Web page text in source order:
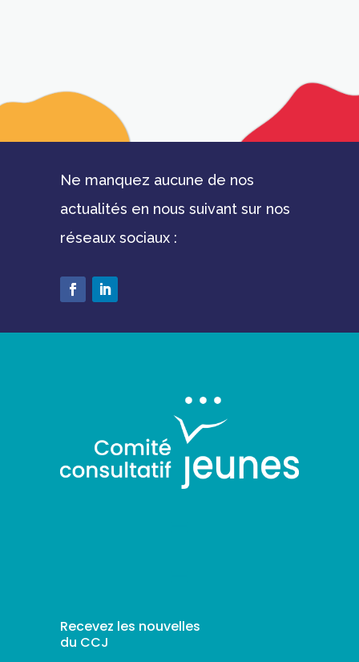
Ne manquez aucune de nos
actualités en nous suivant sur nos
réseaux sociaux :
Recevez les nouvelles
du CCJ